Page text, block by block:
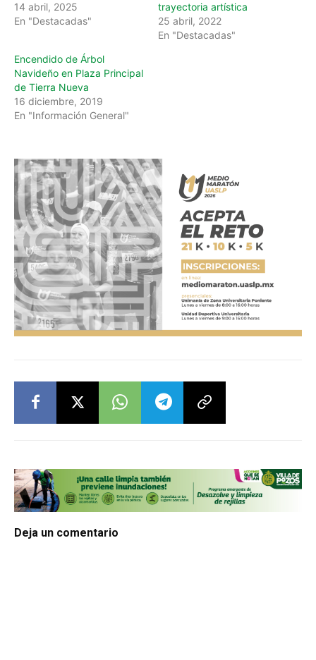
14 abril, 2025
En "Destacadas"
trayectoria artística
25 abril, 2022
En "Destacadas"
Encendido de Árbol
Navideño en Plaza Principal
de Tierra Nueva
16 diciembre, 2019
En "Información General"
Deja un comentario